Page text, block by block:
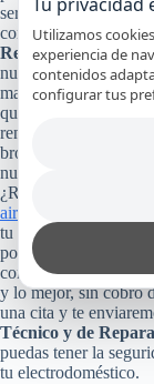
servicio de calidad en
conformamos
Reparación Thor ,
nuestros
mayoría de los casos
que garanticen que
rendimiento y por
broche de oro con
nuestro trabajo.
¿Recuerdas cuánto
aire acondicionado
o
tu casa, empresa u
poniendo tu aparato
como te dijimos
y lo mejor, sin cobro
una cita y te
Técnico y de
puedas tener la
tu electrodoméstico.
Utilizamos
experiencia de
contenidos
configurar tus